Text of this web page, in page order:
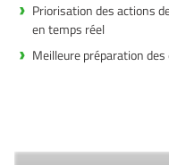
Priorisation des actions
en temps réel
Meilleure préparation